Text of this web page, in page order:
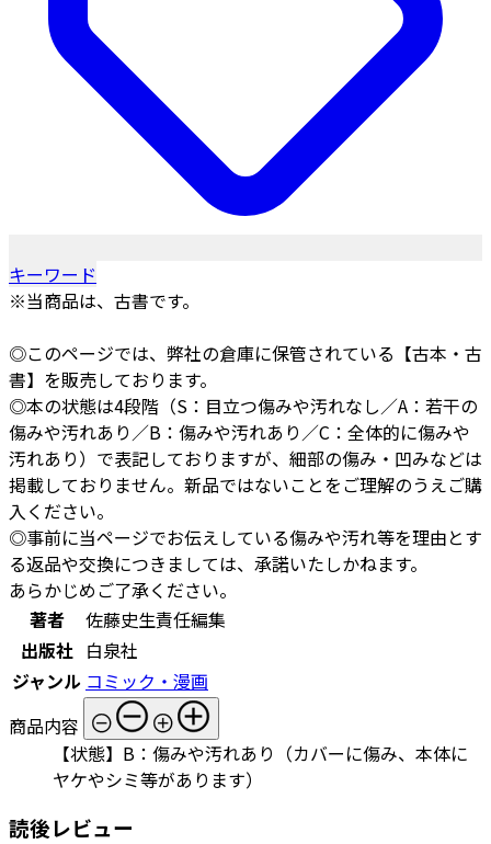
キーワード
※当商品は、古書です。
◎このページでは、弊社の倉庫に保管されている【古本・古
書】を販売しております。
◎本の状態は4段階（S：目立つ傷みや汚れなし／A：若干の
傷みや汚れあり／B：傷みや汚れあり／C：全体的に傷みや
汚れあり）で表記しておりますが、細部の傷み・凹みなどは
掲載しておりません。新品ではないことをご理解のうえご購
入ください。
◎事前に当ページでお伝えしている傷みや汚れ等を理由とす
る返品や交換につきましては、承諾いたしかねます。
あらかじめご了承ください。
著者
佐藤史生責任編集
出版社 白泉社
ジャンル コミック・漫画
商品内容
【状態】B：傷みや汚れあり（カバーに傷み、本体に
ヤケやシミ等があります）
読後レビュー